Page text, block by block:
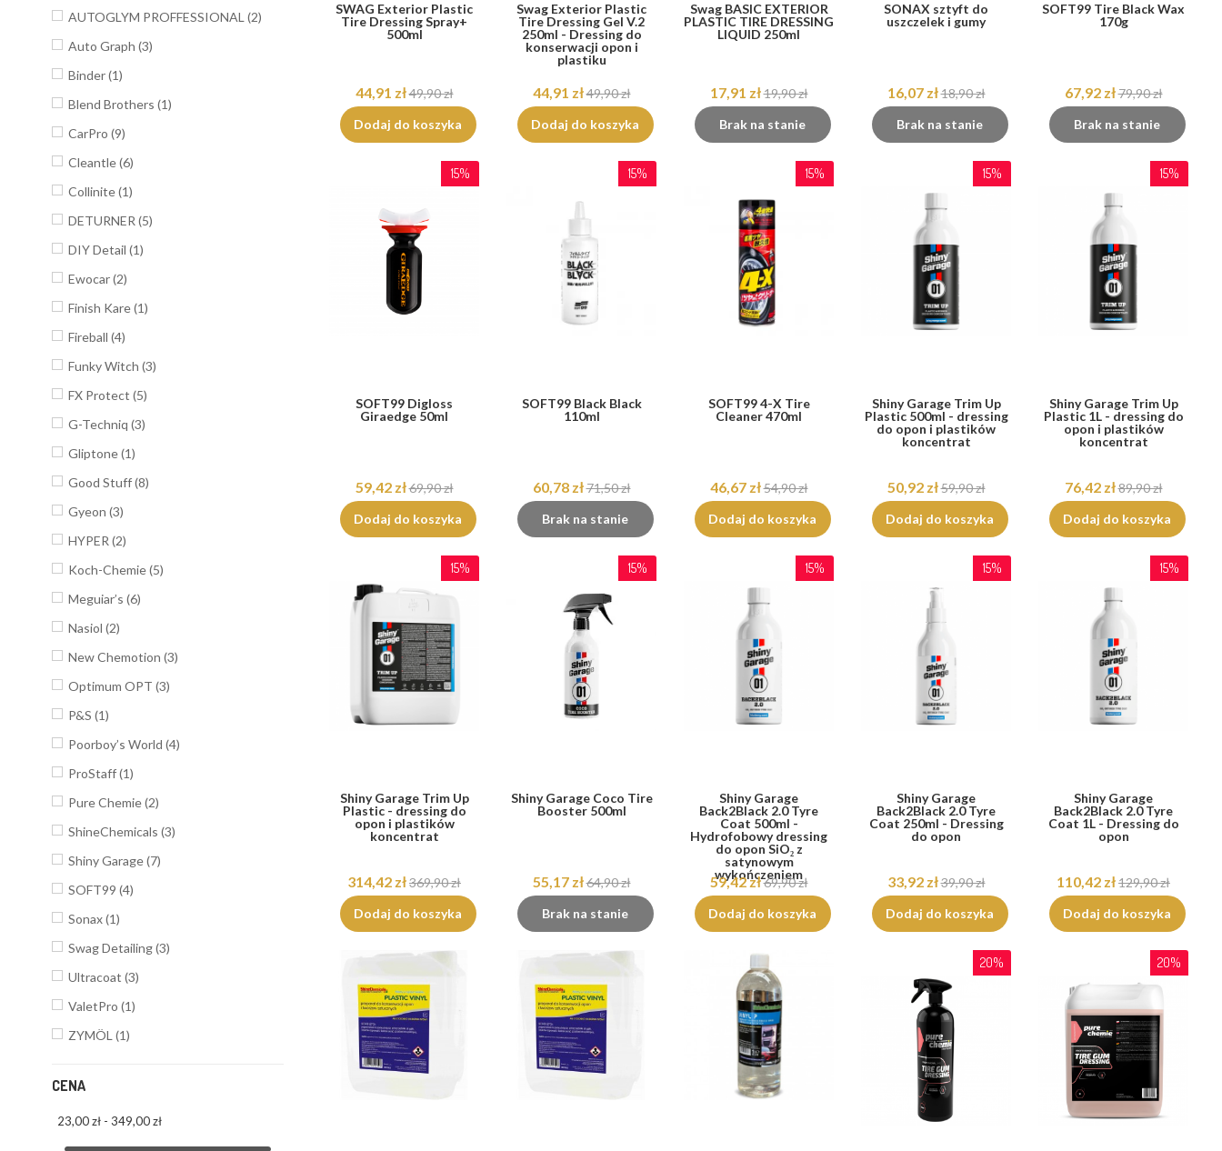
AUTOGLYM PROFFESSIONAL (2)
Auto Graph (3)
Binder(1)
Blend Brothers (1)
CarPro (9)
Cleantle(6)
Collinite(1)
DETURNER (5)
DIY Detail (1)
Ewocar(2)
Finish Kare(1)
Fireball (4)
Funky Witch (3)
FX Protect (5)
G-Techniq (3)
Gliptone(1)
Good Stuff(8)
Gyeon (3)
HYPER (2)
Koch-Chemie(5)
Meguiar’s (6)
Nasiol (2)
New Chemotion (3)
Optimum OPT (3)
P&S (1)
Poorboy’s World (4)
ProStaff(1)
Pure Chemie(2)
ShineChemicals (3)
Shiny Garage(7)
SOFT99 (4)
Sonax(1)
Swag Detailing(3)
Ultracoat (3)
ValetPro (1)
ZYMÖL (1)
CENA
23,00 zł - 349,00 zł
SWAG Exterior Plastic
Tire Dressing Spray+
500ml
44,91 zł49,90 zł
Dodaj do koszyka
Swag Exterior Plastic
Tire Dressing Gel V.2
250ml - Dressing do
konserwacji opon i
plastiku
44,91 zł49,90 zł
Dodaj do koszyka
Swag BASIC EXTERIOR
PLASTIC TIRE DRESSING
LIQUID 250ml
17,91 zł19,90 zł
Brak na stanie
SONAX sztyft do
uszczelek i gumy
16,07 zł18,90 zł
Brak na stanie
SOFT99 Tire Black Wax
170g
67,92 zł79,90 zł
Brak na stanie
15%
SOFT99 Digloss
Giraedge 50ml
59,42 zł69,90 zł
Dodaj do koszyka
15%
SOFT99 Black Black
110ml
60,78 zł71,50 zł
Brak na stanie
15%
SOFT99 4-X Tire
Cleaner 470ml
46,67 zł54,90 zł
Dodaj do koszyka
15%
Shiny Garage Trim Up
Plastic 500ml - dressing
do opon i plastików
koncentrat
50,92 zł59,90 zł
Dodaj do koszyka
15%
Shiny Garage Trim Up
Plastic 1L - dressing do
opon i plastików
koncentrat
76,42 zł89,90 zł
Dodaj do koszyka
15%
Shiny Garage Trim Up
Plastic - dressing do
opon i plastików
koncentrat
314,42 zł369,90 zł
Dodaj do koszyka
15%
Shiny Garage Coco Tire
Booster 500ml
55,17 zł64,90 zł
Brak na stanie
15%
Shiny Garage
Back2Black 2.0 Tyre
Coat 500ml -
Hydrofobowy dressing
do opon SiO₂ z
satynowym
wykończeniem
59,42 zł69,90 zł
Dodaj do koszyka
15%
Shiny Garage
Back2Black 2.0 Tyre
Coat 250ml - Dressing
do opon
33,92 zł39,90 zł
Dodaj do koszyka
15%
Shiny Garage
Back2Black 2.0 Tyre
Coat 1L - Dressing do
opon
110,42 zł129,90 zł
Dodaj do koszyka
20% 20%